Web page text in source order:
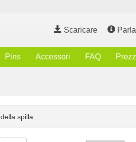
Scaricare
Pins Accessori FAQ
spilla